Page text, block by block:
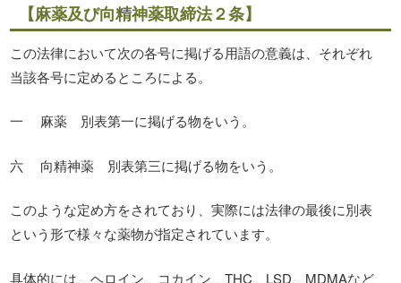
【麻薬及び向精神薬取締法２条】
この法律において次の各号に掲げる用語の意義は、それぞれ
当該各号に定めるところによる。
一 麻薬 別表第一に掲げる物をいう。
六 向精神薬 別表第三に掲げる物をいう。
このような定め方をされており、実際には法律の最後に別表
という形で様々な薬物が指定されています。
具体的には、ヘロイン、コカイン、THC、LSD、MDMAなど